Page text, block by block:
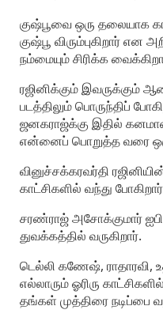
குஷ்பூவை ஒரு தலையாக
குஷ்பூ விரும்புகிறார் என
நம்மையும் சிரிக்க
ரஜினிக்கும் இவருக்கும்
படத்திலும் பொருந்திப்
ஜனகராஜ்க்கு இதில்
என்னைப் பொறுத்த வரை
வினுச்சக்கரவர்தி
காட்சிகளில் வந்து
சரண்ராஜ் அசோக்குமார்
துவக்கத்தில் வருகிறார்.
டெல்லி கணேஷ், ராதாரவி,
எல்லாரும் ஓரிரு
தங்கள் முத்திரை நடிப்பை